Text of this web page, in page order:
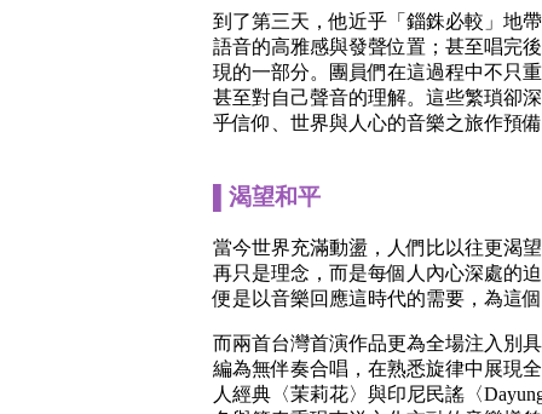
到了第三天，他近乎「錙銖必較」地
語音的高雅感與發聲位置；甚至唱完
現的一部分。團員們在這過程中不只
甚至對自己聲音的理解。這些繁瑣卻
乎信仰、世界與人心的音樂之旅作預
▌渴望和平
當今世界充滿動盪，人們比以往更渴
再只是理念，而是每個人內心深處的
便是以音樂回應這時代的需要，為這
而兩首台灣首演作品更為全場注入別
編為無伴奏合唱，在熟悉旋律中展現
人經典〈茉莉花〉與印尼民謠〈